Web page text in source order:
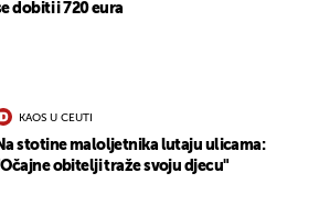
dobiti i 720 eura
KAOS U CEUTI
stotine maloljetnika lutaju ulicama:
obitelji traže svoju djecu"
NOTIFIKACIJE